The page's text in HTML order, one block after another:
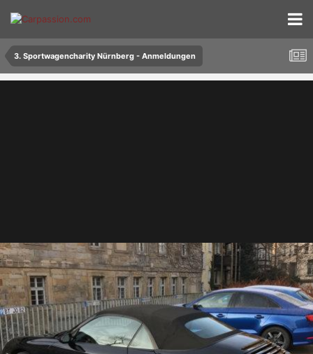
3. Sportwagencharity Nürnberg - Anmeldungen